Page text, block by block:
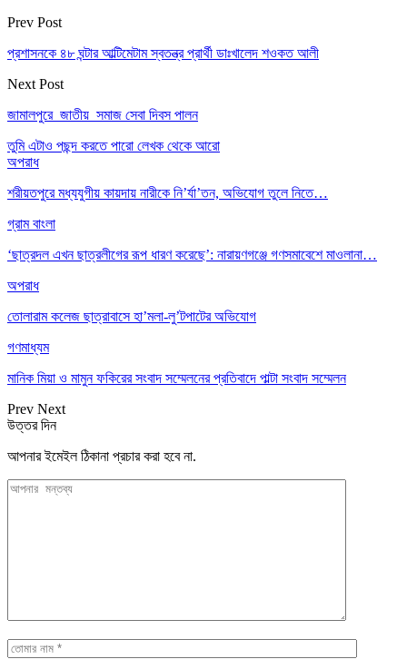
Prev Post
প্রশাসনকে ৪৮ ঘন্টার আল্টিমেটাম স্বতন্ত্র প্রার্থী ডাঃখালেদ শওকত আলী
Next Post
জামালপুরে জাতীয় সমাজ সেবা দিবস পালন
তুমি এটাও পছন্দ করতে পারো লেখক থেকে আরো
অপরাধ
শরীয়তপুরে মধ্যযুগীয় কায়দায় নারীকে নি’র্যা’তন, অভিযোগ তুলে নিতে…
গ্রাম বাংলা
‘ছাত্রদল এখন ছাত্রলীগের রূপ ধারণ করেছে’: নারায়ণগঞ্জে গণসমাবেশে মাওলানা…
অপরাধ
তোলারাম কলেজ ছাত্রাবাসে হা’মলা-লু’টপাটের অভিযোগ
গণমাধ্যম
মানিক মিয়া ও মামুন ফকিরের সংবাদ সম্মেলনের প্রতিবাদে পাল্টা সংবাদ সম্মেলন
Prev Next
উত্তর দিন
আপনার ইমেইল ঠিকানা প্রচার করা হবে না.